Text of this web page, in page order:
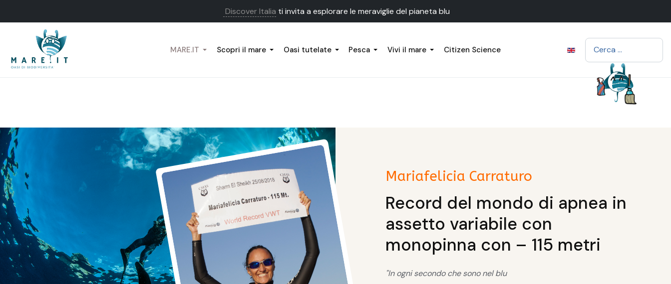
Discover Italia ti invita a esplorare le meraviglie del pianeta blu
MARE.IT Scopri il mare Oasi tutelate Pesca Vivi il mare Citizen Science
Cerca
Mariafelicia Carraturo
Record del mondo di apnea in
assetto variabile con
monopinna con – 115 metri
"In ogni secondo che sono nel blu